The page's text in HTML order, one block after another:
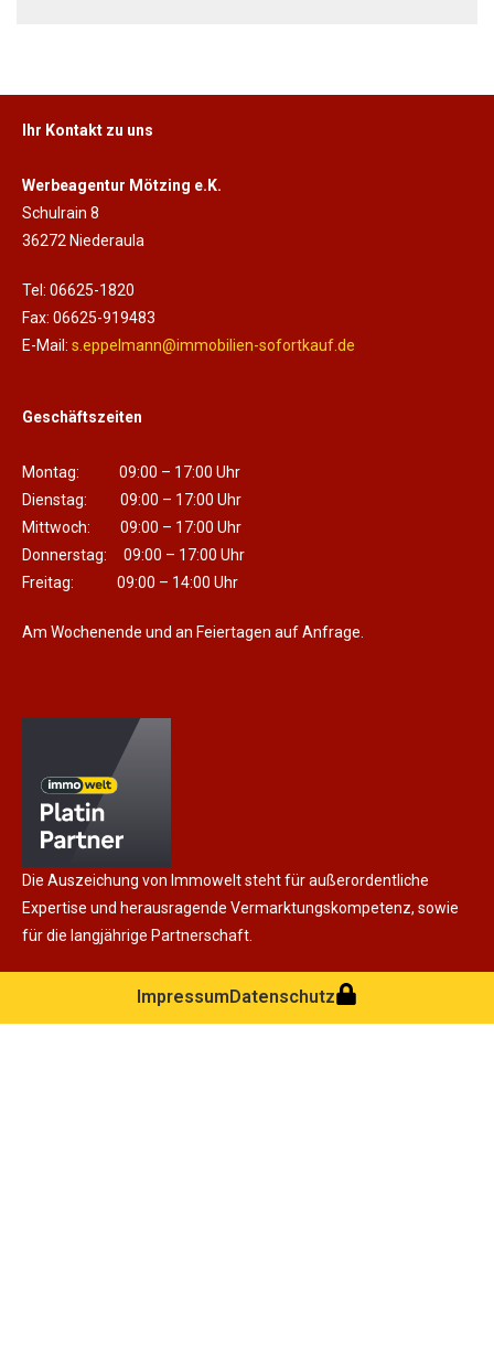
Ihr Kontakt zu uns
Werbeagentur Mötzing e.K.
Schulrain 8
36272 Niederaula
Tel: 06625-1820
Fax: 06625-919483
E-Mail: s.eppelmann@immobilien-sofortkauf.de
Geschäftszeiten
Montag: 09:00 – 17:00 Uhr
Dienstag: 09:00 – 17:00 Uhr
Mittwoch: 09:00 – 17:00 Uhr
Donnerstag: 09:00 – 17:00 Uhr
Freitag: 09:00 – 14:00 Uhr
Am Wochenende und an Feiertagen auf Anfrage.
Die Auszeichung von Immowelt steht für außerordentliche
Expertise und herausragende Vermarktungskompetenz, sowie
für die langjährige Partnerschaft.
ImpressumDatenschutz